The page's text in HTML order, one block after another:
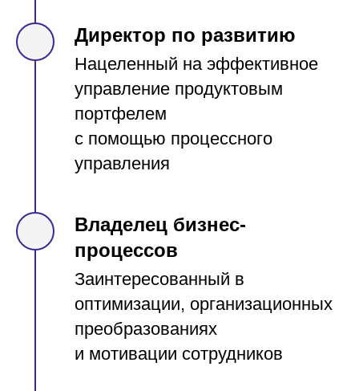
Директор по развитию
Нацеленный на эффективное
управление продуктовым
портфелем
с помощью процессного
управления
Владелец бизнес-
процессов
Заинтересованный в
оптимизации, организационных
преобразованиях
и мотивации сотрудников